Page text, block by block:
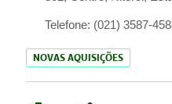
Telefone: (021) 3587-
NOVAS AQUISIÇÕES